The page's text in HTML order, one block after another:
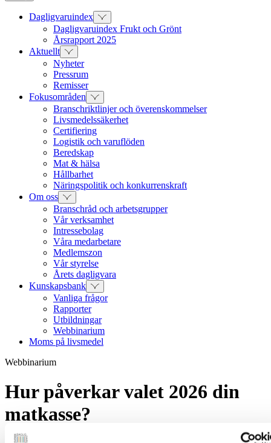
Dagligvaruindex
Dagligvaruindex Frukt och Grönt
Årsrapport 2025
Aktuellt
Nyheter
Pressrum
Remisser
Fokusområden
Branschriktlinjer och överenskommelser
Livsmedelssäkerhet
Certifiering
Logistik och varuflöden
Beredskap
Mat & hälsa
Hållbarhet
Näringspolitik och konkurrenskraft
Om oss
Branschråd och arbetsgrupper
Vår verksamhet
Intressebolag
Våra medarbetare
Medlemszon
Vår styrelse
Årets dagligvara
Kunskapsbank
Vanliga frågor
Rapporter
Utbildningar
Webbinarium
Moms på livsmedel
Webbinarium
Hur påverkar valet 2026 din
matkasse?